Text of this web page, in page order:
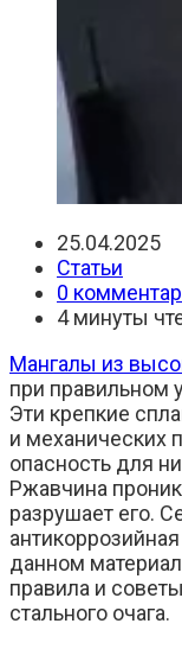
Запись
25.04.2025
Рубрика
записи:
Статьи
к
0
Время
4 минуты
Мангалы из
при правильном
Эти крепкие
и механических
опасность для
Ржавчина
разрушает его.
данном
правила и
стального очага.